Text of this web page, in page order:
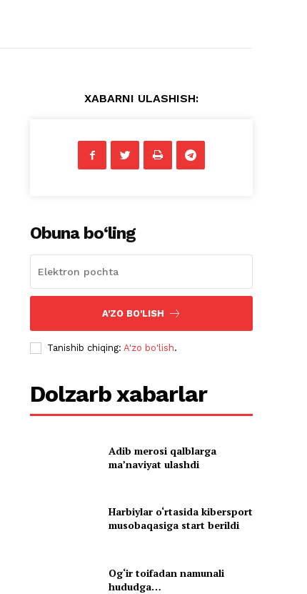
XABARNI ULASHISH:
Obuna bo‘ling
A'ZO BO'LISH
Tanishib chiqing:A'zo bo'lish.
Dolzarb xabarlar
Adib merosi qalblarga
maʼnaviyat ulashdi
Harbiylar o‘rtasida kibersport
musobaqasiga start berildi
Og‘ir toifadan namunali
hududga…